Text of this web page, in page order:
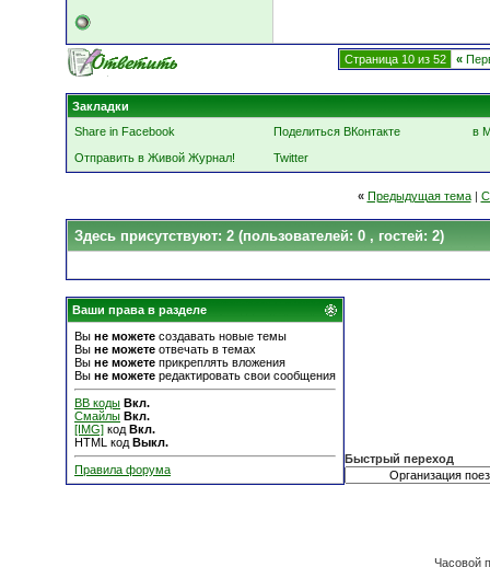
Страница 10 из 52 «
Закладки
Share in Facebook
Поделиться ВКонтакте
в
Отправить в Живой Журнал!
Twitter
« Предыдущая тема|
Здесь присутствуют: 2 (пользователей: 0 , гостей: 2)
Ваши права в разделе
Вы не можете создавать новые темы
Вы не можете отвечать в темах
Вы не можете прикреплять вложения
Вы не можете редактировать свои сообщения
BB коды Вкл.
Смайлы Вкл.
[IMG] код Вкл.
HTML код Выкл.
Правила форума
Быстрый переход
Часовой